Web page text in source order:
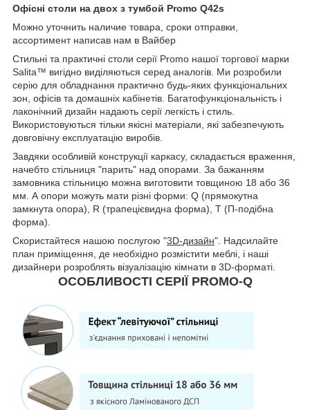
Офісні столи на двох з тумбой Promo Q42s
Можно уточнить наличие товара, сроки отправки,
ассортимент написав нам в Вайбер
Стильні та практичні столи серії Promo нашої торгової марки
Salita™ вигідно виділяються серед аналогів. Ми розробили
серію для обладнання практично будь-яких функціональних
зон, офісів та домашніх кабінетів. Багатофункціональність і
лаконічний дизайн надають серії легкість і стиль.
Використовуються тільки якісні матеріали, які забезпечують
довговічну експлуатацію виробів.
Завдяки особливій конструкції каркасу, складається враження,
начебто стільниця "парить" над опорами. За бажанням
замовника стільницю можна виготовити товщиною 18 або 36
мм. А опори можуть мати різні форми: Q (прямокутна
замкнута опора), R (трапецієвидна форма), Т (П-подібна
форма).
Скористайтеся нашою послугою "3D-дизайн". Надсилайте
план приміщення, де необхідно розмістити меблі, і наші
дизайнери розроблять візуалізацію кімнати в 3D-форматі.
ОСОБЛИВОСТІ СЕРІЇ PROMO-Q